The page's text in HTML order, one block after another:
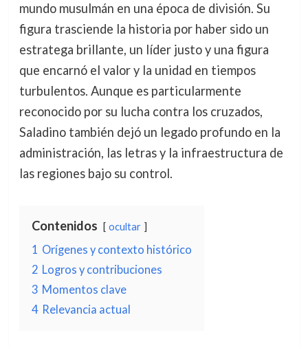
mundo musulmán en una época de división. Su
figura trasciende la historia por haber sido un
estratega brillante, un líder justo y una figura
que encarnó el valor y la unidad en tiempos
turbulentos. Aunque es particularmente
reconocido por su lucha contra los cruzados,
Saladino también dejó un legado profundo en la
administración, las letras y la infraestructura de
las regiones bajo su control.
Contenidos ocultar
1 Orígenes y contexto histórico
2 Logros y contribuciones
3 Momentos clave
4 Relevancia actual